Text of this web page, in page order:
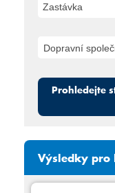
Zastávka
Prohledejte
Výsledky pro